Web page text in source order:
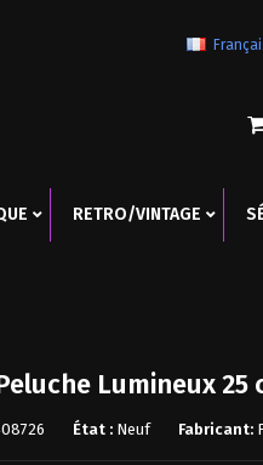
RETRO/VINTAGE
Promo!
Lumineux 25
État : Neuf Fabricant: